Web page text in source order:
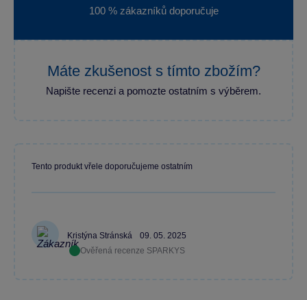
100 % zákazníků doporučuje
Máte zkušenost s tímto zbožím?
Napište recenzi a pomozte ostatním s výběrem.
Kristýna Stránská
09. 05. 2025
Ověřená recenze SPARKYS
Tento produkt vřele doporučujeme ostatním